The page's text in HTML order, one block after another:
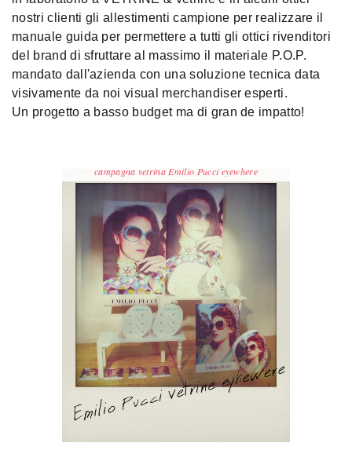
nostri clienti gli allestimenti campione per realizzare il
manuale guida per permettere a tutti gli ottici rivenditori
del brand di sfruttare al massimo il materiale P.O.P.
mandato dall'azienda con una soluzione tecnica data
visivamente da noi visual merchandiser esperti.
Un progetto a basso budget ma di gran de impatto!
campagna vetrina Emilio Pucci eyewhere